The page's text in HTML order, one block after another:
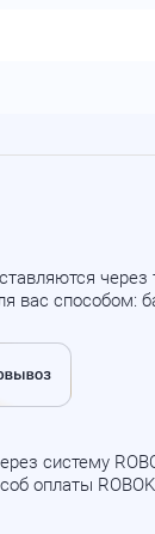
способом:
систему
оплаты